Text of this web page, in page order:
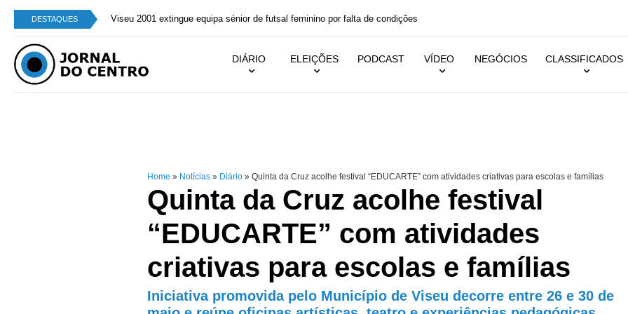
DESTAQUES Viseu 2001 extingue equipa sénior de futsal feminino por falta de condições
DIÁRIO ELEIÇÕES PODCAST VÍDEO NEGÓCIOS CLASSIFICADOS
Home » Notícias » Diário » Quinta da Cruz acolhe festival “EDUCARTE” com atividades criativas para escolas e famílias
Quinta da Cruz acolhe festival
“EDUCARTE” com atividades
criativas para escolas e famílias
Iniciativa promovida pelo Município de Viseu decorre entre 26 e 30 de